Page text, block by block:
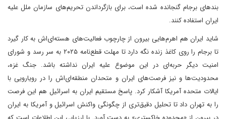
بندهای برجام گنجانده شده است، برای بازگرداندن تحریم‌های سازمان ملل علیه
ایران استفاده کنند.
شاید ایران هم اهرم‌هایی بیرون از چارچوب فعالیت‌های هسته‌ای‌اش به کار گیرد
تا برجام را روی کاغذ زنده نگه دارد تا مهلت قطع‌نامه ۲۰۲۵ به سر رسد و شورای
امنیت دیگر حربه‌ای در این موضوع علیه ایران نداشته باشد. جنگ غزه،
محدودیت‌ها و نیز فرصت‌های ایران و متحدان منطقه‌ای‌اش را در رویارویی با
ایالات متحده آمریکا آشکار کرد. پاسخ مستقیم ایران به اسرائیل هم این فرصت
را به تهران داد تا تحلیل دقیق‌تری از چگونگی واکنش اسرائیل و آمریکا به ایران